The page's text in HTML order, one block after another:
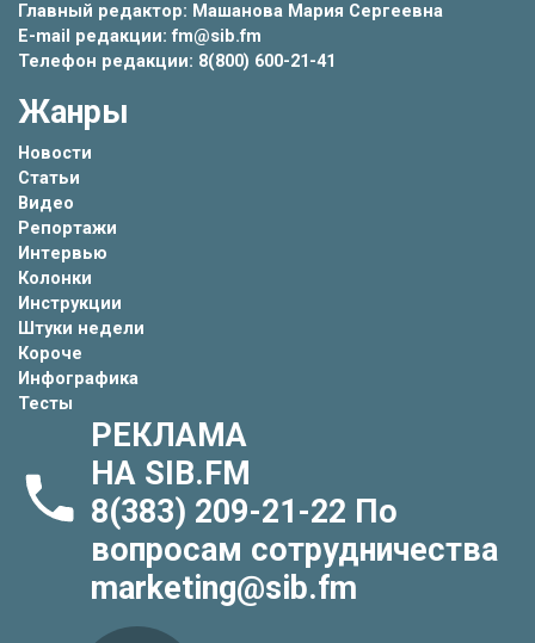
Главный редактор: Машанова Мария Сергеевна
E-mail редакции: fm@sib.fm
Телефон редакции: 8(800) 600-21-41
Жанры
Новости
Статьи
Видео
Репортажи
Интервью
Колонки
Инструкции
Штуки недели
Короче
Инфографика
Тесты
РЕКЛАМА
НА SIB.FM
8(383) 209-21-22 По
вопросам сотрудничества
marketing@sib.fm